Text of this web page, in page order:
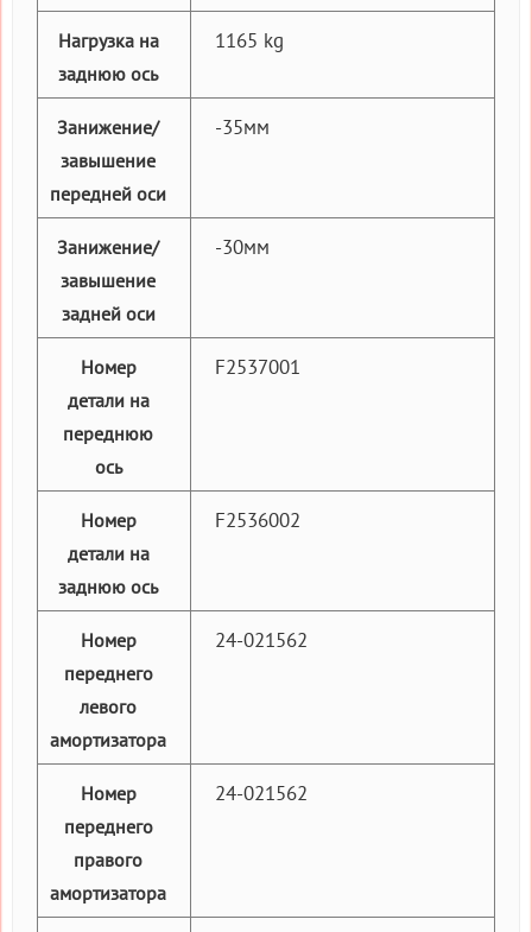
Нагрузка на
заднюю ось
1165 kg
Занижение/
завышение
передней оси
-35мм
Занижение/
завышение
задней оси
-30мм
Номер
детали на
переднюю
ось
F2537001
Номер
детали на
заднюю ось
F2536002
Номер
переднего
левого
амортизатора
24-021562
Номер
переднего
правого
амортизатора
24-021562